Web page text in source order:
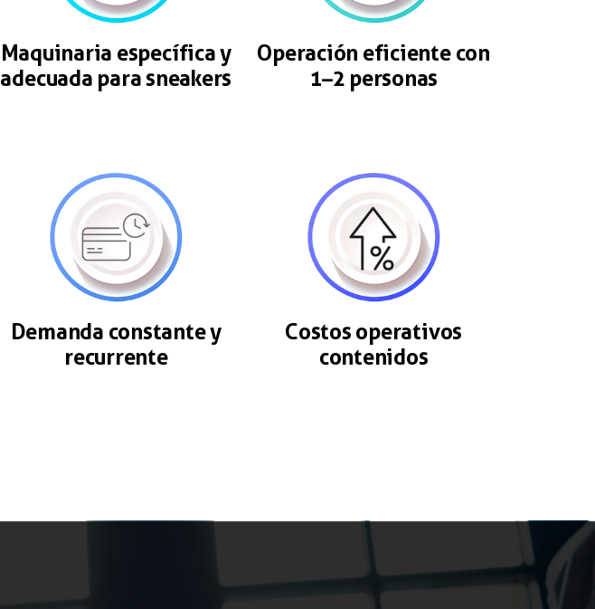
Maquinaria específica y
adecuada para sneakers
Operación eficiente con
1–2 personas
Demanda constante y
recurrente
Costos operativos
contenidos